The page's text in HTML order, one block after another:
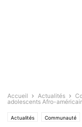
Accueil Actualités
adolescents Afro-
Actualités Communauté